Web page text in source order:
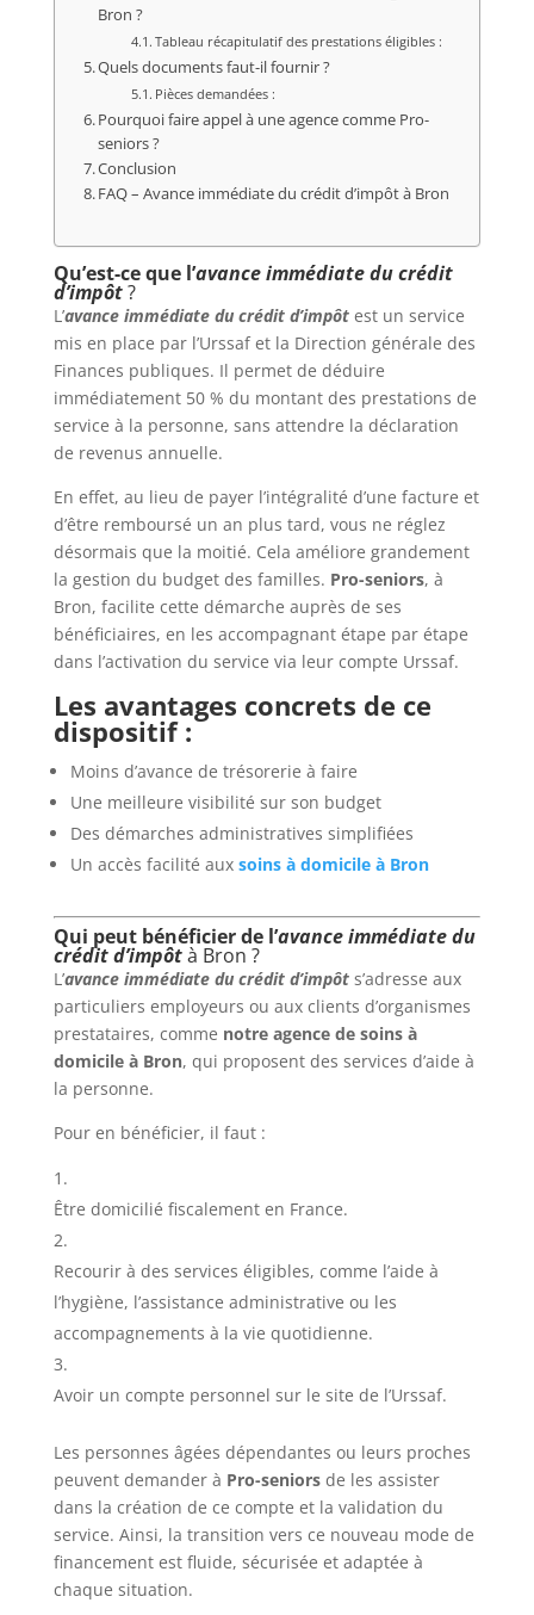
Bron ?
Tableau récapitulatif des prestations éligibles :
Quels documents faut-il fournir ?
Pièces demandées :
Pourquoi faire appel à une agence comme Pro-
seniors ?
Conclusion
FAQ – Avance immédiate du crédit d’impôt à Bron
Qu’est-ce que l’avance immédiate du crédit
d’impôt?
L’avance immédiate du crédit d’impôtest un service
mis en place par l’Urssaf et la Direction générale des
Finances publiques. Il permet de déduire
immédiatement 50 % du montant des prestations de
service à la personne, sans attendre la déclaration
de revenus annuelle.
En effet, au lieu de payer l’intégralité d’une facture et
d’être remboursé un an plus tard, vous ne réglez
désormais que la moitié. Cela améliore grandement
la gestion du budget des familles. Pro-seniors, à
Bron, facilite cette démarche auprès de ses
bénéficiaires, en les accompagnant étape par étape
dans l’activation du service via leur compte Urssaf.
Les avantages concrets de ce
dispositif :
Moins d’avance de trésorerie à faire
Une meilleure visibilité sur son budget
Des démarches administratives simplifiées
Un accès facilité aux soins à domicile à Bron
Qui peut bénéficier de l’avance immédiate du
crédit d’impôtà Bron ?
L’avance immédiate du crédit d’impôts’adresse aux
particuliers employeurs ou aux clients d’organismes
prestataires, comme notre agence de soins à
domicile à Bron, qui proposent des services d’aide à
la personne.
Pour en bénéficier, il faut :
Être domicilié fiscalement en France.
Recourir à des services éligibles, comme l’aide à
l’hygiène, l’assistance administrative ou les
accompagnements à la vie quotidienne.
Avoir un compte personnel sur le site de l’Urssaf.
Les personnes âgées dépendantes ou leurs proches
peuvent demander à Pro-seniorsde les assister
dans la création de ce compte et la validation du
service. Ainsi, la transition vers ce nouveau mode de
financement est fluide, sécurisée et adaptée à
chaque situation.